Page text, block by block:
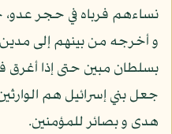
نساءهم فرباه في حجر عدو،
و أخرجه من بينهم إلى مدين
بسلطان مبين حتى إذا
جعل بني إسرائيل هم
هدى و بصائر للمؤمنين.